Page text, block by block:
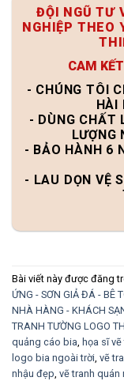
ĐỘI NGŨ TƯ
NGHIỆP THEO
CAM
- CHÚNG TÔI
HÀI
- DÙNG CHẤT
LƯỢNG
- BẢO HÀNH 6
- LAU DỌN VỆ
Bài viết này được đăng
ỨNG - SƠN GIẢ ĐÁ - BÊ
NHÀ HÀNG - KHÁCH
TRANH TƯỜNG LOGO
quảng cáo bia, họa sĩ
logo bia ngoài trời, vẽ
nhậu đẹp, vẽ tranh quán